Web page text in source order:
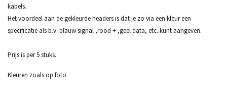
kabels.
Het voordeel aan de gekleurde headers is dat je zo via een kleur een
specificatie als b.v. blauw signal ,rood + ,geel data, etc..kunt aangeven.
Prijs is per 5 stuks.
Kleuren zoals op foto